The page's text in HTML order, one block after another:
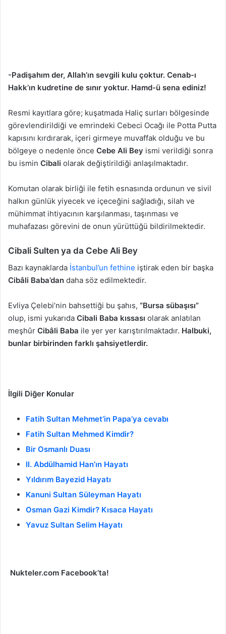
-Padişahım der, Allah’ın sevgili kulu çoktur. Cenab-ı
Hakk’ın kudretine de sınır yoktur. Hamd-ü sena ediniz!
Resmi kayıtlara göre; kuşatmada Haliç surları bölgesinde
görevlendirildiği ve emrindeki Cebeci Ocağı ile Potta Putta
kapısını kırdırarak, içeri girmeye muvaffak olduğu ve bu
bölgeye o nedenle önce Cebe Ali Bey ismi verildiği sonra
bu ismin Cibali olarak değiştirildiği anlaşılmaktadır.
Komutan olarak birliği ile fetih esnasında ordunun ve sivil
halkın günlük yiyecek ve içeceğini sağladığı, silah ve
mühimmat ihtiyacının karşılanması, taşınması ve
muhafazası görevini de onun yürüttüğü bildirilmektedir.
Cibali Sulten ya da Cebe Ali Bey
Bazı kaynaklarda İstanbul’un fethine iştirak eden bir başka
Cibâli Baba’dan daha söz edilmektedir.
Evliya Çelebi’nin bahsettiği bu şahıs, “Bursa sübaşısı”
olup, ismi yukarıda Cibali Baba kıssası olarak anlatılan
meşhûr Cibâli Baba ile yer yer karıştırılmaktadır. Halbuki,
bunlar birbirinden farklı şahsiyetlerdir.
İlgili Diğer Konular
Fatih Sultan Mehmet’in Papa’ya cevabı
Fatih Sultan Mehmed Kimdir?
Bir Osmanlı Duası
II. Abdülhamid Han’ın Hayatı
Yıldırım Bayezid Hayatı
Kanuni Sultan Süleyman Hayatı
Osman Gazi Kimdir? Kısaca Hayatı
Yavuz Sultan Selim Hayatı
Nukteler.com Facebook’ta!